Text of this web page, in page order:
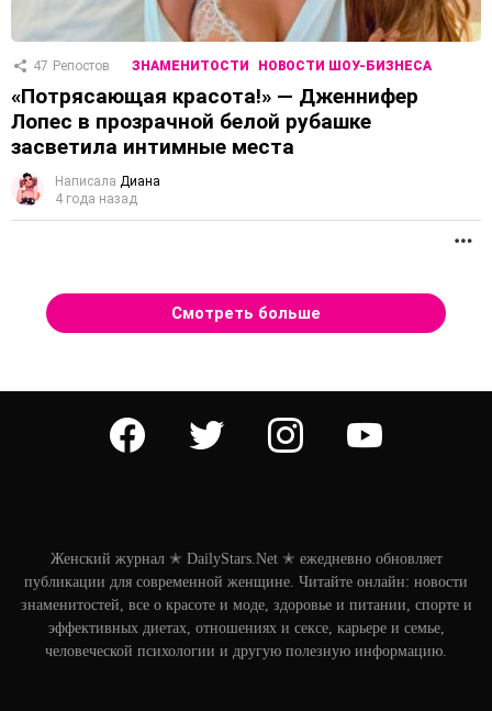
47 Репостов ЗНАМЕНИТОСТИ НОВОСТИ ШОУ-БИЗНЕСА
«Потрясающая красота!» — Дженнифер
Лопес в прозрачной белой рубашке
засветила интимные места
Написала Диана
4 года назад
Смотреть больше
facebook twitter instagram
Женский журнал ✭ DailyStars.Net ✭ ежедневно обновляет
публикации для современной женщине. Читайте онлайн: новости
знаменитостей, все о красоте и моде, здоровье и питании, спорте и
эффективных диетах, отношениях и сексе, карьере и семье,
человеческой психологии и другую полезную информацию.